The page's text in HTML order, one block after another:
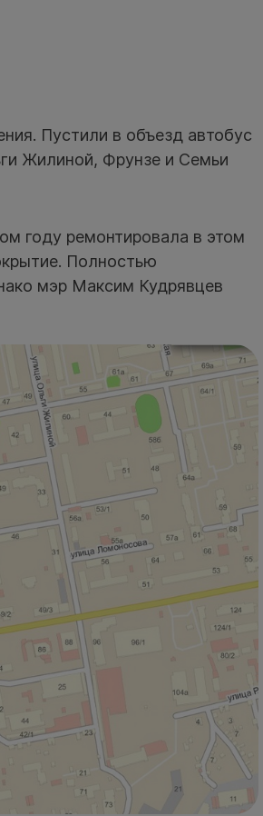
Пустили в объезд автобус
Жилиной, Фрунзе и Семьи
году ремонтировала в этом
Полностью
мэр Максим Кудрявцев